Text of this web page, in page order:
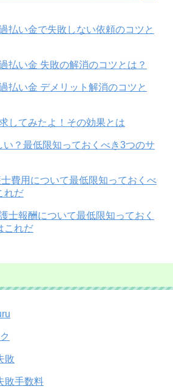
払い金で失敗しない依頼のコツと
払い金 失敗の解消のコツとは？
払い金 デメリット解消のコツと
してみたよ！その効果とは
い？最低限知っておくべき3つのサ
費用について最低限知っておくべ
れだ
士報酬について最低限知っておく
これだ
敗
敗手数料